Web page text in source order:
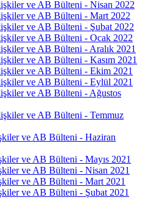
ve AB Bülteni - Nisan 2022
ve AB Bülteni - Mart 2022
ve AB Bülteni - Şubat 2022
ve AB Bülteni - Ocak 2022
ve AB Bülteni - Aralık 2021
ve AB Bülteni - Kasım 2021
ve AB Bülteni - Ekim 2021
ve AB Bülteni - Eylül 2021
ve AB Bülteni - Ağustos
ve AB Bülteni - Temmuz
ve AB Bülteni - Haziran
ve AB Bülteni - Mayıs 2021
ve AB Bülteni - Nisan 2021
ve AB Bülteni - Mart 2021
ve AB Bülteni - Şubat 2021